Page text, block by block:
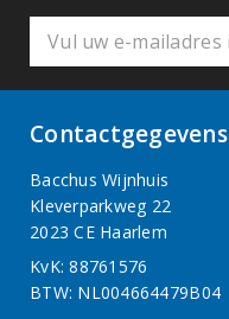
Contactgegevens
Bacchus Wijnhuis
Kleverparkweg 22
2023 CE Haarlem
KvK: 88761576
BTW: NL004664479B04